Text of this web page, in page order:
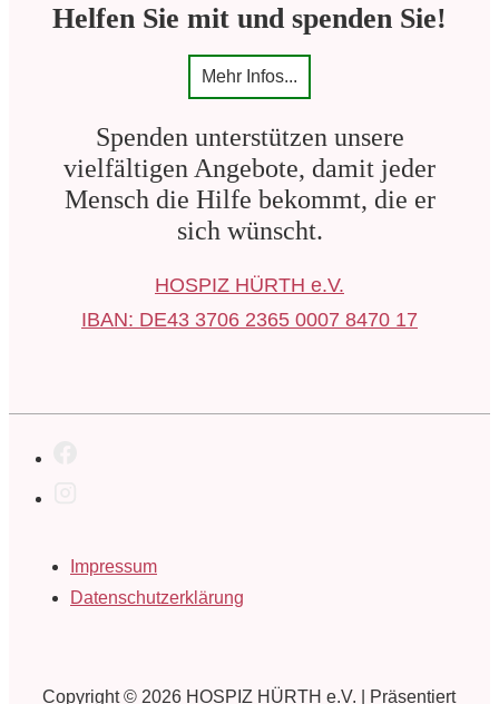
Helfen Sie mit und spenden Sie!
Mehr Infos...
Spenden unterstützen unsere
vielfältigen Angebote, damit jeder
Mensch die Hilfe bekommt, die er
sich wünscht.
HOSPIZ HÜRTH e.V.
IBAN: DE43 3706 2365 0007 8470 17
MenüImpressum
Datenschutzerklärung
Copyright © 2026 HOSPIZ HÜRTH e.V. | Präsentiert